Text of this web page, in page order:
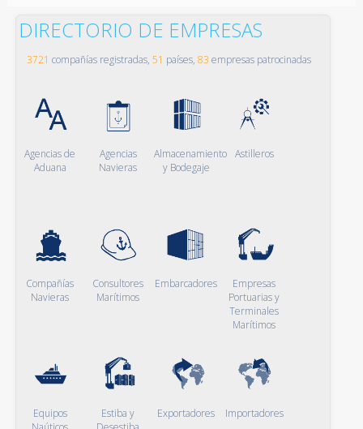
DIRECTORIO DE EMPRESAS
3721 compañías registradas, 51 países, 83 empresas patrocinadas
Agencias de
Aduana
Agencias
Navieras
Almacenamiento
y Bodegaje
Astilleros
Compañías
Navieras
Consultores
Marítimos
Embarcadores
Empresas
Portuarias y
Terminales
Marítimos
Equipos
Estiba y
Exportadores Importadores